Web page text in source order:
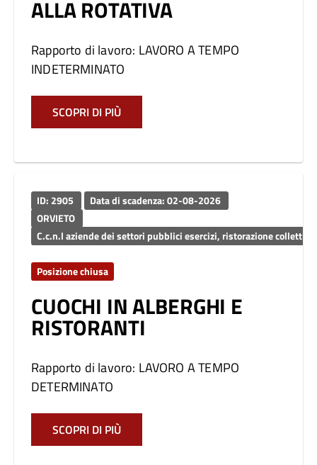
ALLA ROTATIVA
Rapporto di lavoro: LAVORO A TEMPO
INDETERMINATO
SCOPRI DI PIÙ
ID: 2905
Data di scadenza: 02-08-2026
ORVIETO
C.c.n.l aziende dei settori pubblici esercizi, ristorazione collettiva e
Posizione chiusa
CUOCHI IN ALBERGHI E
RISTORANTI
Rapporto di lavoro: LAVORO A TEMPO
DETERMINATO
SCOPRI DI PIÙ